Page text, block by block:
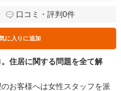
口コミ・評判0件
に入りに追加
住居に関する問題を全て解
お客様へは女性スタッフを派